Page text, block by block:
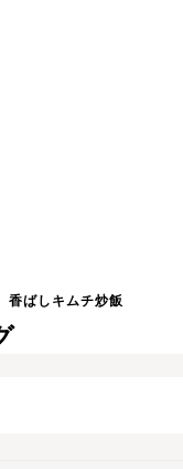
香ばしキムチ炒飯